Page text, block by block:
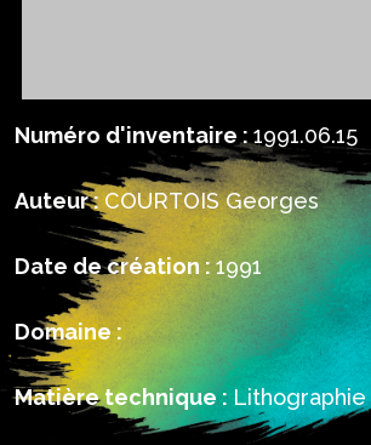
Numéro d'inventaire : 1991.06.15
Auteur : COURTOIS Georges
Date de création : 1991
Domaine :
Matière technique : Lithographie